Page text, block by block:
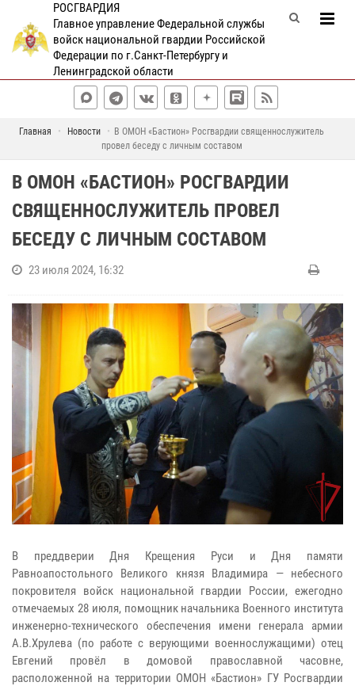
РОСГВАРДИЯ
Главное управление Федеральной службы
войск национальной гвардии Российской
Федерации по г.Санкт-Петербургу и
Ленинградской области
Главная Новости
В ОМОН «Бастион» Росгвардии священнослужитель
провел беседу с личным составом
В ОМОН «БАСТИОН» РОСГВАРДИИ
СВЯЩЕННОСЛУЖИТЕЛЬ ПРОВЕЛ
БЕСЕДУ С ЛИЧНЫМ СОСТАВОМ
23 июля 2024, 16:32
В преддверии Дня Крещения Руси и Дня памяти
Равноапостольного Великого князя Владимира — небесного
покровителя войск национальной гвардии России, ежегодно
отмечаемых 28 июля, помощник начальника Военного института
инженерно-технического обеспечения имени генерала армии
А.В.Хрулева (по работе с верующими военнослужащими) отец
Евгений провёл в домовой православной часовне,
расположенной на территории ОМОН «Бастион» ГУ Росгвардии